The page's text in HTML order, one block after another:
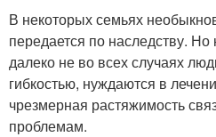
В некоторых семьях
передается по наследству. Но
далеко не во всех случаях
гибкостью, нуждаются в
чрезмерная растяжимость
проблемам.